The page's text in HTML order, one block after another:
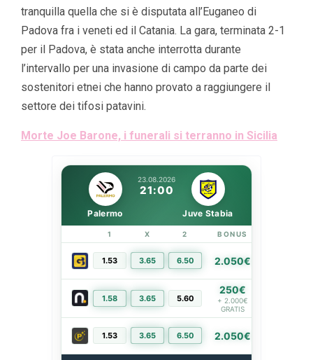
tranquilla quella che si è disputata all’Euganeo di
Padova fra i veneti ed il Catania. La gara, terminata 2-1
per il Padova, è stata anche interrotta durante
l’intervallo per una invasione di campo da parte dei
sostenitori etnei che hanno provato a raggiungere il
settore dei tifosi patavini.
Morte Joe Barone, i funerali si terranno in Sicilia
23.08.2026
21:00
Palermo Juve Stabia
1 X 2 BONUS
1.53 3.65 6.50 2.050€
1.58 3.65 5.60
250€
+ 2.000€
GRATIS
1.53 3.65 6.50 2.050€